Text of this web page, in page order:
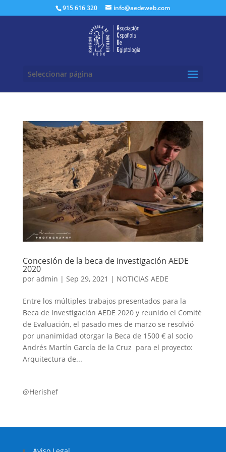
915 616 320 info@aedeweb.com
Seleccionar página
Concesión de la beca de investigación AEDE
2020
por admin | Sep 29, 2021 | NOTICIAS AEDE
Entre los múltiples trabajos presentados para la
Beca de Investigación AEDE 2020 y reunido el Comité
de Evaluación, el pasado mes de marzo se resolvió
por unanimidad otorgar la Beca de 1500 € al socio
Andrés Martín García de la Cruz para el proyecto:
Arquitectura de...
@Herishef